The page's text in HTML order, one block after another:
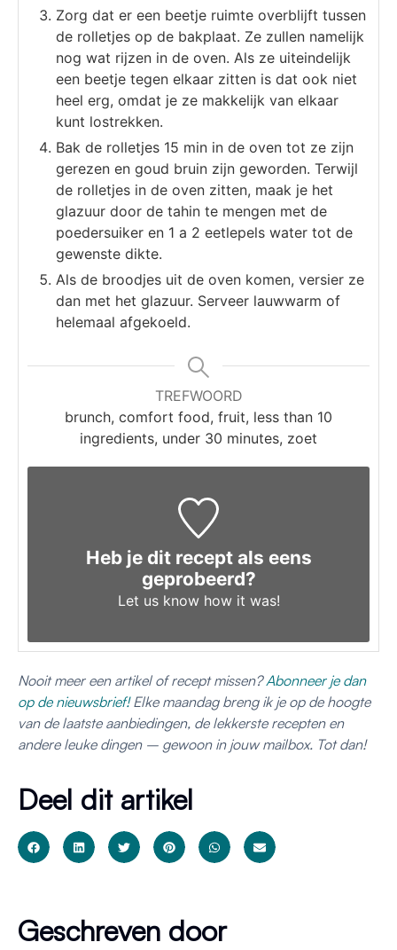
Zorg dat er een beetje ruimte overblijft tussen
de rolletjes op de bakplaat. Ze zullen namelijk
nog wat rijzen in de oven. Als ze uiteindelijk
een beetje tegen elkaar zitten is dat ook niet
heel erg, omdat je ze makkelijk van elkaar
kunt lostrekken.
Bak de rolletjes 15 min in de oven tot ze zijn
gerezen en goud bruin zijn geworden. Terwijl
de rolletjes in de oven zitten, maak je het
glazuur door de tahin te mengen met de
poedersuiker en 1 а 2 eetlepels water tot de
gewenste dikte.
Als de broodjes uit de oven komen, versier ze
dan met het glazuur. Serveer lauwwarm of
helemaal afgekoeld.
TREFWOORD
brunch, comfort food, fruit, less than 10
ingredients, under 30 minutes, zoet
Heb je dit recept als eens
geprobeerd?
Let us knowhow it was!
Nooit meer een artikel of recept missen?Abonneer je dan
op de nieuwsbrief!Elke maandag breng ik je op de hoogte
van de laatste aanbiedingen, de lekkerste recepten en
andere leuke dingen – gewoon in jouw mailbox. Tot dan!
Deel dit artikel
Geschreven door